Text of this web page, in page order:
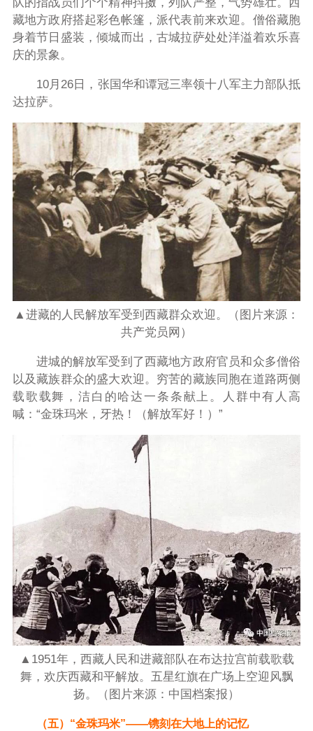
藏地方政府搭起彩色帐篷，派代表前来欢迎。僧俗藏胞
身着节日盛装，倾城而出，古城拉萨处处洋溢着欢乐喜
庆的景象。
10月26日，张国华和谭冠三率领十八军主力部队抵
达拉萨。
▲进藏的人民解放军受到西藏群众欢迎。（图片来源：
共产党员网）
进城的解放军受到了西藏地方政府官员和众多僧俗
以及藏族群众的盛大欢迎。穷苦的藏族同胞在道路两侧
载歌载舞，洁白的哈达一条条献上。人群中有人高
喊：“金珠玛米，牙热！（解放军好！）”
▲1951年，西藏人民和进藏部队在布达拉宫前载歌载
舞，欢庆西藏和平解放。五星红旗在广场上空迎风飘
扬。（图片来源：中国档案报）
（五）“金珠玛米”——镌刻在大地上的记忆